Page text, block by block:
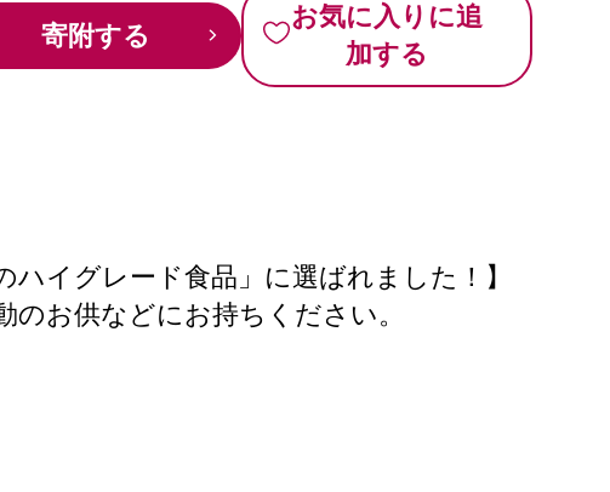
寄附する
お気に入りに追
加する
ハイグレード食品」に選ばれました！】
お供などにお持ちください。